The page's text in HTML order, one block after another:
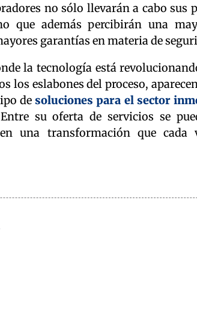
no sólo llevarán a cabo sus
que además percibirán una
garantías en materia de
la tecnología está
los eslabones del proceso,
desoluciones para el sector
su oferta de servicios se
una transformación que cada